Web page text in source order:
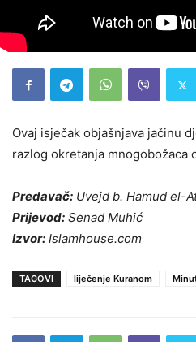
Ovaj isječak objašnjava jačinu
razlog okretanja mnogobožaca
Predavač: Uvejd b. Hamud el-
Prijevod: Senad Muhić
Izvor: Islamhouse.com
TAGOVI liječenje Kuranom